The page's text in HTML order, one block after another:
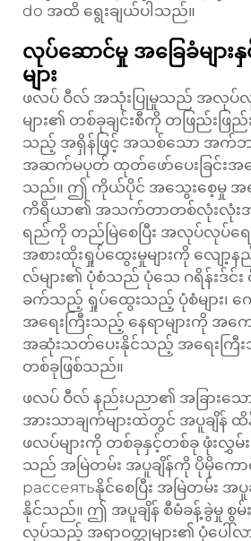
do အထိ ရွေးချယ်ပါသည်။
လုပ်ဆောင်မှု အခြေခံများ
များ
ဖလပ် ဝီလ် အသုံးပြုမှုသည် အလုပ်
များ၏ တစ်ခုချင်းစီကို တဖြည်းဖြည်
သည့် အရှိန်ဖြင့် အသစ်သော အက်ဘရ
အဆက်မပုတ် ထုတ်ဖော်ပေးခြင်းအပ
သည်။ ဤ ကိုယ်ပိုင် အသွေးစေ့မှု
ကိရိယာ၏ အသက်တာတစ်လုံးလုံးအတွ
ရည်ကို တည်မြဲစေပြီး အလုပ်လုပ်ရေး
အစားထိုးရှုပ်ထွေးမှုများကို လျော့
လ်များ၏ ပုံစံသည် ပုံသေ ဂရိန်းဒ်င်း
ခက်သည့် ရှုပ်ထွေးသည့် ပုံစံများ၊ ကွေး
အရေးကြီးသည့် နေရာများကို အကေ
အဆုံးသတ်ပေးနိုင်သည့် အရေးကြီ
တစ်ခုဖြစ်သည်။
ဖလပ် ဝီလ် နည်းပညာ၏ အခြားသ
အားသာချက်များထဲတွင် အပူချိန်
ဖလပ်များကို တစ်ခုနှင့်တစ်ခု ဖုံးလွှမ်
သည် အမြဲတမ်း အပူချိန်ကို ပိုမိုကောင်
рассеятьနိုင်စေပြီး အမြဲတမ်း အ
နိုင်သည်။ ဤ အပူချိန် စီမံခန့်ခွဲမှု
လုပ်သည့် အရာဝတ္ထုများ၏ ပုံပေါ်